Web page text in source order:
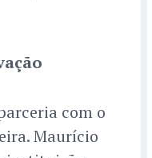
com o
Maurício